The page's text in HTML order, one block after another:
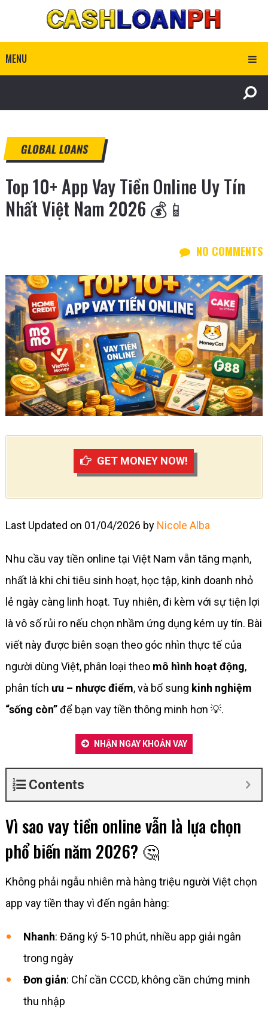
MENU
GLOBAL LOANS
Top 10+ App Vay Tiền Online Uy Tín
Nhất Việt Nam 2026 💰📱
NO COMMENTS
GET MONEY NOW!
Last Updated on 01/04/2026 by Nicole Alba
Nhu cầu vay tiền online tại Việt Nam vẫn tăng mạnh,
nhất là khi chi tiêu sinh hoạt, học tập, kinh doanh nhỏ
lẻ ngày càng linh hoạt. Tuy nhiên, đi kèm với sự tiện lợi
là vô số rủi ro nếu chọn nhầm ứng dụng kém uy tín. Bài
viết này được biên soạn theo góc nhìn thực tế của
người dùng Việt, phân loại theo mô hình hoạt động,
phân tích ưu – nhược điểm, và bổ sung kinh nghiệm
“sống còn”để bạn vay tiền thông minh hơn 💡.
NHẬN NGAY KHOẢN VAY
Contents
Vì sao vay tiền online vẫn là lựa chọn
phổ biến năm 2026? 🤔
Không phải ngẫu nhiên mà hàng triệu người Việt chọn
app vay tiền thay vì đến ngân hàng:
Nhanh: Đăng ký 5-10 phút, nhiều app giải ngân
trong ngày
Đơn giản: Chỉ cần CCCD, không cần chứng minh
thu nhập